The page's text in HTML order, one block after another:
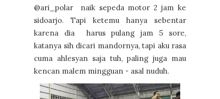
@ari_polar naik sepeda motor 2 jam ke
sidoarjo. Tapi ketemu hanya sebentar
karena dia harus pulang jam 5 sore,
katanya sih dicari mandornya, tapi aku rasa
cuma ahlesyan saja tuh, paling juga mau
kencan malem mingguan - asal nuduh.